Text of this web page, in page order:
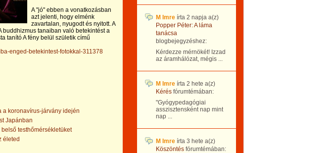
A "jó" ebben a vonatkozásban
azt jelenti, hogy elménk
zavartalan, nyugodt és nyitott. A
buddhizmus tanaiban való betekintést a
tanító A fény belül születik című
enged-betekintest-fotokkal-311378
a koronavírus-járvány idején
Japánban
testhőmérsékletüket
életed
M Imre írta 2 napja a(z)
Popper Péter: A láma
tanácsa
blogbejegyzéshez:
Kérdezze mérnökét! Izzad
az áramhálózat, mégis ...
M Imre írta 2 hete a(z)
Kérés fórumtémában:
"Gyógypedagógiai
asszisztensként nap mint
nap ...
M Imre írta 3 hete a(z)
Köszöntés fórumtémában: